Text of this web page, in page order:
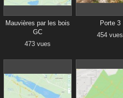
Mauvières par les bois
GC
473 vues
Porte 3
454 vues